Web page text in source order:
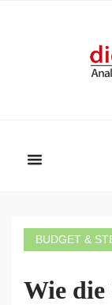
BUDGET &
Wie